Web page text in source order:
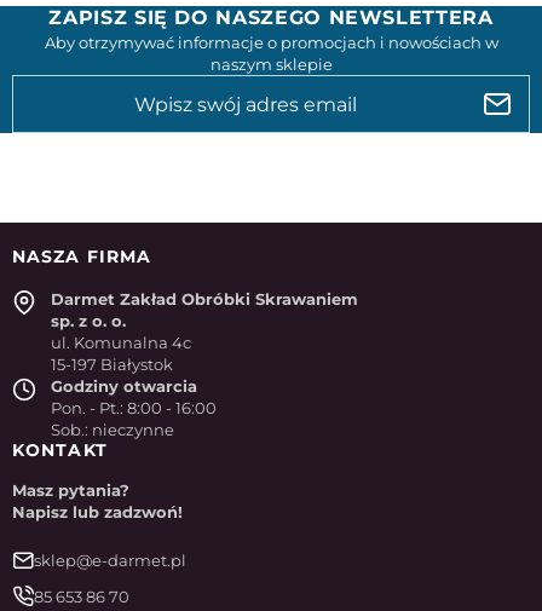
ZAPISZ SIĘ DO NASZEGO NEWSLETTERA
Aby otrzymywać informacje o promocjach i nowościach w
naszym sklepie
NASZA FIRMA
Darmet Zakład Obróbki Skrawaniem
sp. z o. o.
ul. Komunalna 4c
15-197 Białystok
Godziny otwarcia
Pon. - Pt.: 8:00 - 16:00
Sob.: nieczynne
KONTAKT
Masz pytania?
Napisz lub zadzwoń!
sklep@e-darmet.pl
85 653 86 70